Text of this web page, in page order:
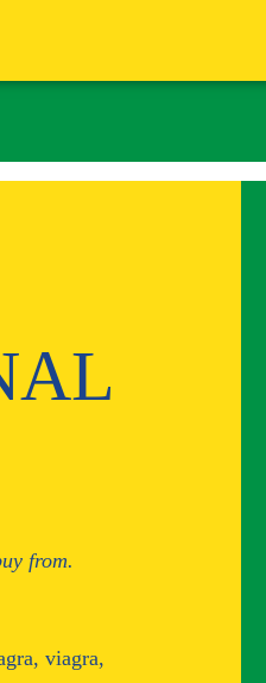
from.
viagra,